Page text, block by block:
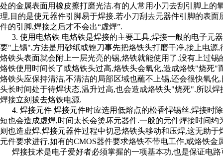
处的金属表面用橡皮擦打磨光洁.有的人常用小刀去刮引脚上
理,目的是使元器件引脚易于焊接.若小刀刮去元器件引脚的表
件的引脚,焊接之后才不会出“虚焊”.
3. 使用电烙铁 电烙铁是焊接的主要工具,焊接一般的电子元
要"上锡",方法是用砂纸或锉刀事先把烙铁头打磨干净,接上电
烙铁头表面就会附上一层光亮的锡,烙铁就能使用了.没有上过
烙铁使用时间长了或烙铁头过高,烙铁头会氧化,造成烙铁"烧死"
烙铁头应保持清洁,不清洁的局部区域也蘸不上锡,还会很快氧
头长时间处于待焊状态,温升过高,也会造成烙铁头"烧死".所以
焊接立刻拔去烙铁电源.
4. 焊接元件 焊接元件时应选用低熔点的松香悍锡丝.焊接时
短也会造成虚焊,时间太长会烫坏元器件.一般的元件焊接时间
则也造虚焊.焊接元器件过程中切忌烙铁头移动和压焊,这无助
元件要求进行,如有的CMOS器件要求烙铁不带电工作,或烙铁金
焊接技术是电子爱好者必须掌握的一项基本功,也是保证电